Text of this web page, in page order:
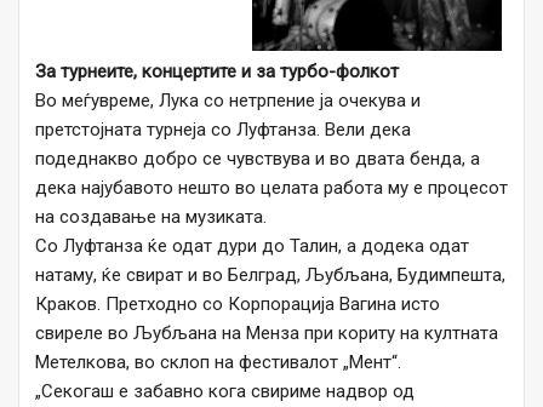
За турнеите, концертите и за турбо-фолкот
Во меѓувреме, Лука со нетрпение ја очекува и
претстојната турнеја со Луфтанза. Вели дека
подеднакво добро се чувствува и во двата бенда, а
дека најубавото нешто во целата работа му е процесот
на создавање на музиката.
Со Луфтанза ќе одат дури до Талин, а додека одат
натаму, ќе свират и во Белград, Љубљана, Будимпешта,
Краков. Претходно со Корпорација Вагина исто
свиреле во Љубљана на Менза при кориту на култната
Метелкова, во склоп на фестивалот „Мент“.
„Секогаш е забавно кога свириме надвор од